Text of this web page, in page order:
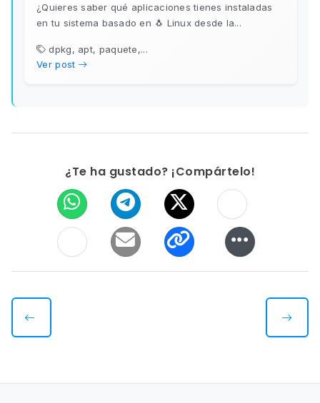
¿Quieres saber qué aplicaciones tienes instaladas
en tu sistema basado en 🐧 Linux desde la...
dpkg, apt, paquete,...
Ver post
¿Te ha gustado? ¡Compártelo!